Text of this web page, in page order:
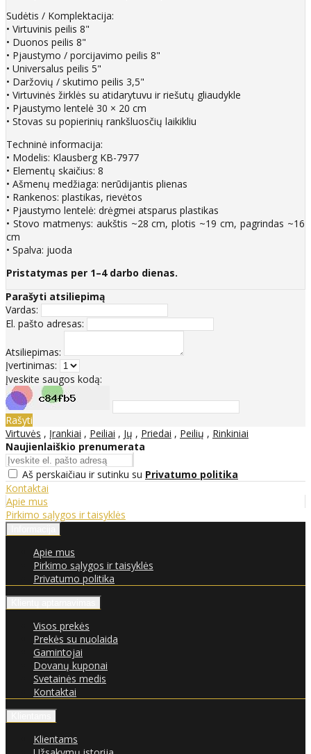
Sudėtis / Komplektacija:
• Virtuvinis peilis 8"
• Duonos peilis 8"
• Pjaustymo / porcijavimo peilis 8"
• Universalus peilis 5"
• Daržovių / skutimo peilis 3,5"
• Virtuvinės žirklės su atidarytuvu ir riešutų gliaudykle
• Pjaustymo lentelė 30 × 20 cm
• Stovas su popierinių rankšluosčių laikikliu
Techninė informacija:
• Modelis: Klausberg KB-7977
• Elementų skaičius: 8
• Ašmenų medžiaga: nerūdijantis plienas
• Rankenos: plastikas, rievėtos
• Pjaustymo lentelė: drėgmei atsparus plastikas
• Stovo matmenys: aukštis ~28 cm, plotis ~19 cm, pagrindas ~16
cm
• Spalva: juoda
Pristatymas per 1–4 darbo dienas.
Parašyti atsiliepimą
Vardas:
El. pašto adresas:
Atsiliepimas:
Įvertinimas:
Įveskite saugos kodą:
Rašyti
Virtuvės , Įrankiai , Peiliai , Jų , Priedai , Peilių , Rinkiniai
Naujienlaiškio prenumerata
Aš perskaičiau ir sutinku su Privatumo politika
Kontaktai
Apie mus
Pirkimo sąlygos ir taisyklės
Apie mus
Pirkimo sąlygos ir taisyklės
Privatumo politika
Visos prekės
Prekės su nuolaida
Gamintojai
Dovanų kuponai
Svetainės medis
Kontaktai
Klientams